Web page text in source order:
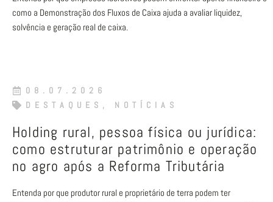
como a Demonstração dos Fluxos de Caixa ajuda a avaliar liquidez,
solvência e geração real de caixa.
08.07.2026
DESTAQUES , NOTÍCIAS
Holding rural, pessoa física ou jurídica:
como estruturar patrimônio e operação
no agro após a Reforma Tributária
Entenda por que produtor rural e proprietário de terra podem ter